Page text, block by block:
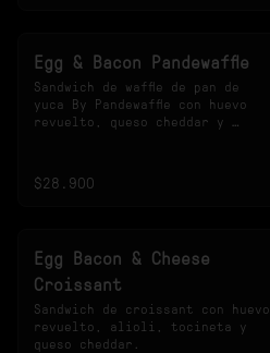
Egg & Bacon Pandewaffle
Sandwich de waffle de pan de
yuca By Pandewaffle con huevo
revuelto, queso cheddar y
$28.900
Egg Bacon & Cheese
Croissant
Sandwich de croissant con huevo
revuelto, alioli, tocineta y
queso cheddar.